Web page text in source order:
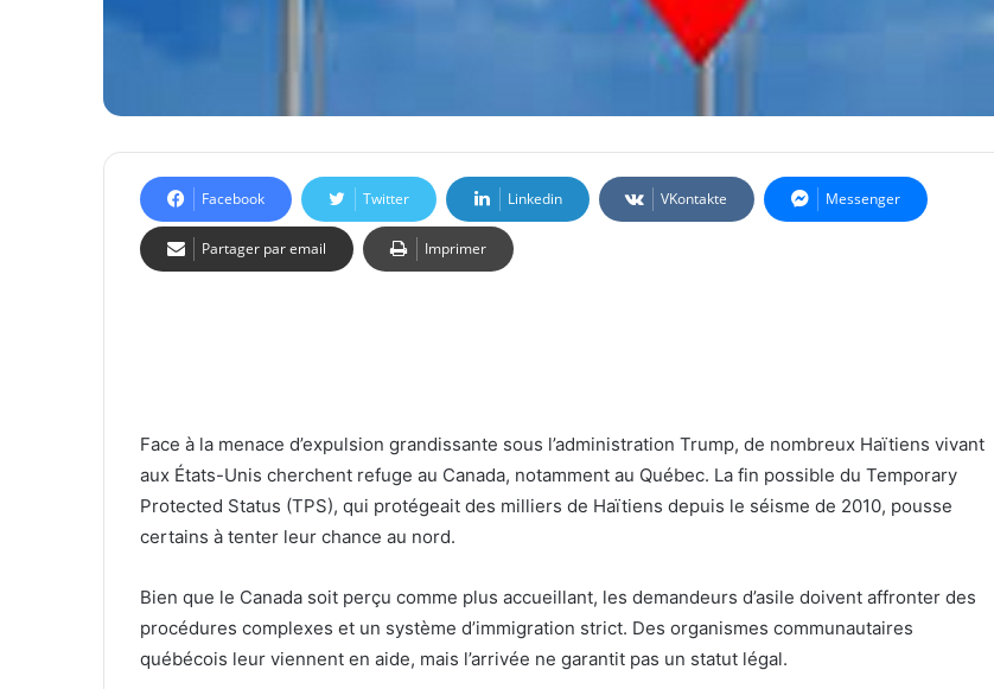
Facebook Twitter Linkedin VKontakte Messenger
Partager par email Imprimer
Face à la menace d’expulsion grandissante sous l’administration Trump, de nombreux Haïtiens vivant
aux États-Unis cherchent refuge au Canada, notamment au Québec. La fin possible du Temporary
Protected Status (TPS), qui protégeait des milliers de Haïtiens depuis le séisme de 2010, pousse
certains à tenter leur chance au nord.
Bien que le Canada soit perçu comme plus accueillant, les demandeurs d’asile doivent affronter des
procédures complexes et un système d’immigration strict. Des organismes communautaires
québécois leur viennent en aide, mais l’arrivée ne garantit pas un statut légal.